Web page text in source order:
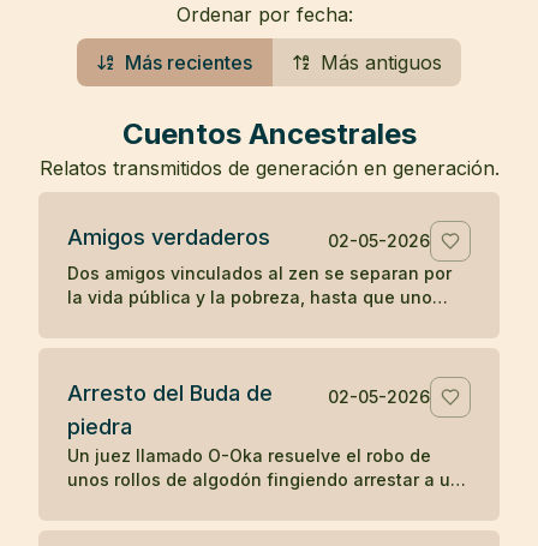
Ordenar por fecha:
Más recientes
Más antiguos
Cuentos Ancestrales
Relatos transmitidos de generación en generación.
Amigos verdaderos
02-05-2026
Dos amigos vinculados al zen se separan por
la vida pública y la pobreza, hasta que uno
cuerpo con gratitud.
Arresto del Buda de
piedra
02-05-2026
Un juez llamado O-Oka resuelve el robo de
unos rollos de algodón fingiendo arrestar a un
práctica puede revelar lo oculto.